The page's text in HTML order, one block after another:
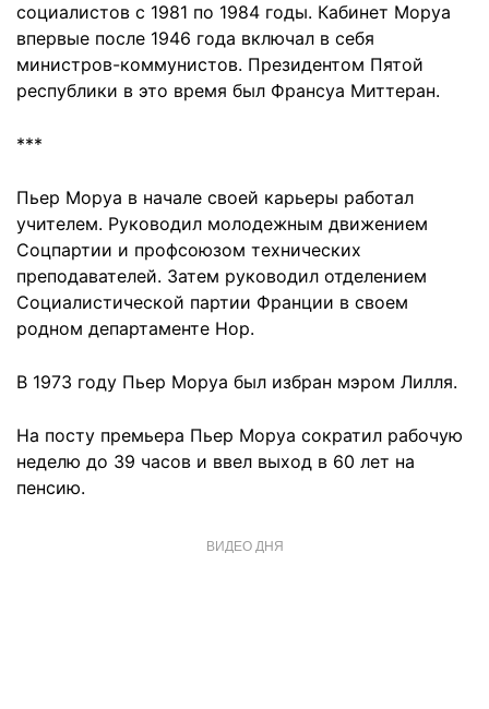
социалистов с 1981 по 1984 годы. Кабинет Моруа
впервые после 1946 года включал в себя
министров-коммунистов. Президентом Пятой
республики в это время был Франсуа Миттеран.
***
Пьер Моруа в начале своей карьеры работал
учителем. Руководил молодежным движением
Соцпартии и профсоюзом технических
преподавателей. Затем руководил отделением
Социалистической партии Франции в своем
родном департаменте Нор.
В 1973 году Пьер Моруа был избран мэром Лилля.
На посту премьера Пьер Моруа сократил рабочую
неделю до 39 часов и ввел выход в 60 лет на
пенсию.
ВИДЕО ДНЯ